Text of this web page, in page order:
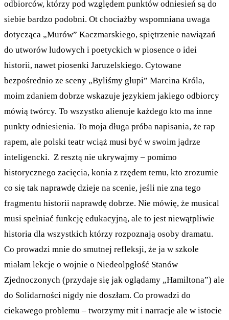
odbiorców, którzy pod względem punktów odniesień są do
siebie bardzo podobni. Ot chociażby wspomniana uwaga
dotycząca „Murów” Kaczmarskiego, spiętrzenie nawiązań
do utworów ludowych i poetyckich w piosence o idei
historii, nawet piosenki Jaruzelskiego. Cytowane
bezpośrednio ze sceny „Byliśmy głupi” Marcina Króla,
moim zdaniem dobrze wskazuje językiem jakiego odbiorcy
mówią twórcy. To wszystko alienuje każdego kto ma inne
punkty odniesienia. To moja długa próba napisania, że rap
rapem, ale polski teatr wciąż musi być w swoim jądrze
inteligencki. Z resztą nie ukrywajmy – pomimo
historycznego zacięcia, konia z rzędem temu, kto zrozumie
co się tak naprawdę dzieje na scenie, jeśli nie zna tego
fragmentu historii naprawdę dobrze. Nie mówię, że musical
musi spełniać funkcję edukacyjną, ale to jest niewątpliwie
historia dla wszystkich którzy rozpoznają osoby dramatu.
Co prowadzi mnie do smutnej refleksji, że ja w szkole
miałam lekcje o wojnie o Niedeolpgłość Stanów
Zjednoczonych (przydaje się jak oglądamy „Hamiltona”) ale
do Solidarności nigdy nie doszłam. Co prowadzi do
ciekawego problemu – tworzymy mit i narracje ale w istocie